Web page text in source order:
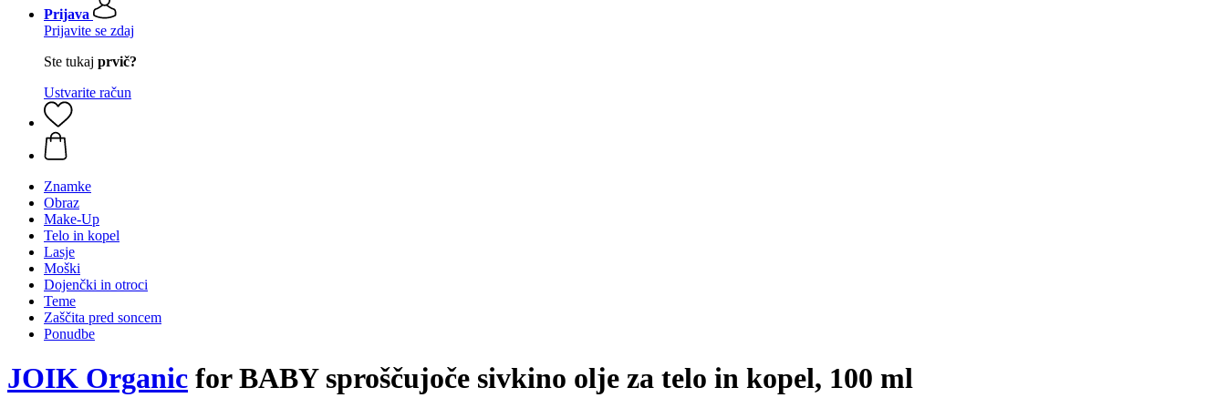
Prijava
Prijavite se zdaj
Ste tukaj prvič?
Ustvarite račun
Znamke
Obraz
Make-Up
Telo in kopel
Lasje
Moški
Dojenčki in otroci
Teme
Zaščita pred soncem
Ponudbe
JOIK Organic for BABY sproščujoče sivkino olje za telo in kopel, 100 ml